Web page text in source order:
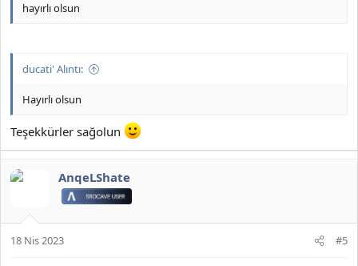
hayırlı olsun
ducati' Alıntı:
Hayırlı olsun
Teşekkürler sağolun
AnqeLShate
18 Nis 2023 #5